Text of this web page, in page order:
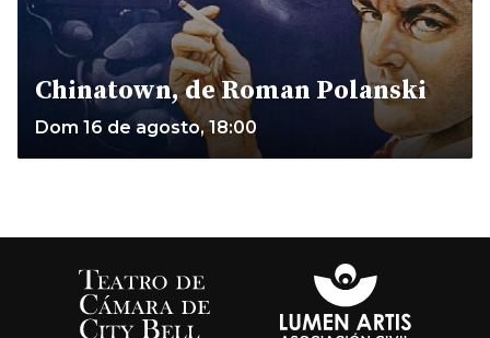
Chinatown, de Roman Polanski
Dom 16 de agosto, 18:00